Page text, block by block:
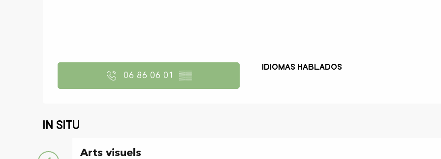
06 86 06 01 ▒▒
Idiomas hablados
Idiomas hablados
In situ
Arts visuels